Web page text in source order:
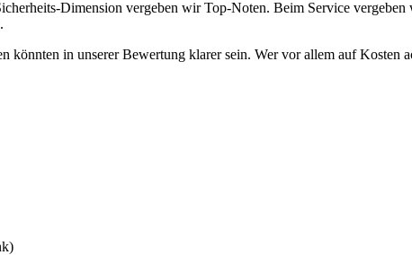
Dimension vergeben wir Top-Noten. Beim Service
in unserer Bewertung klarer sein. Wer vor allem auf Kosten